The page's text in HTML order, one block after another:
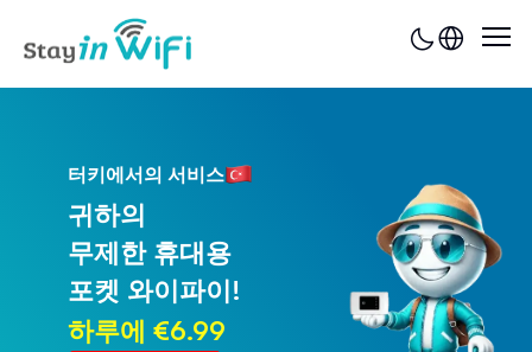
터키에서의 서비스
귀하의
무제한 휴대용
포켓 와이파이!
하루에 €6.99